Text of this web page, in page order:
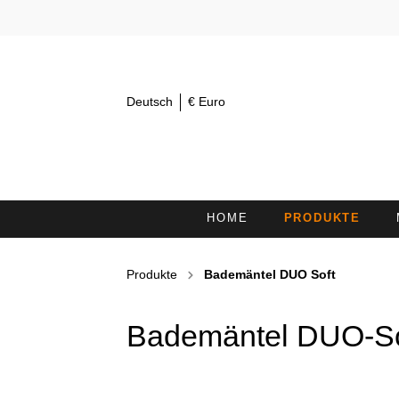
Deutsch € Euro
HOME PRODUKTE
HAARBÄNDER
Produkte Bademäntel DUO Soft
Bademäntel DUO-